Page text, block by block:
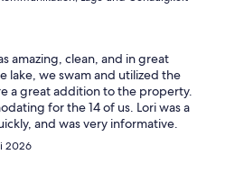
past, Sandhills Cranes. Lori was
us and she is an absolute
up for next year.
amazing, clean, and in great
lake, we swam and utilized the
a great addition to the property.
for the 14 of us. Lori was a
and was very informative.
2026